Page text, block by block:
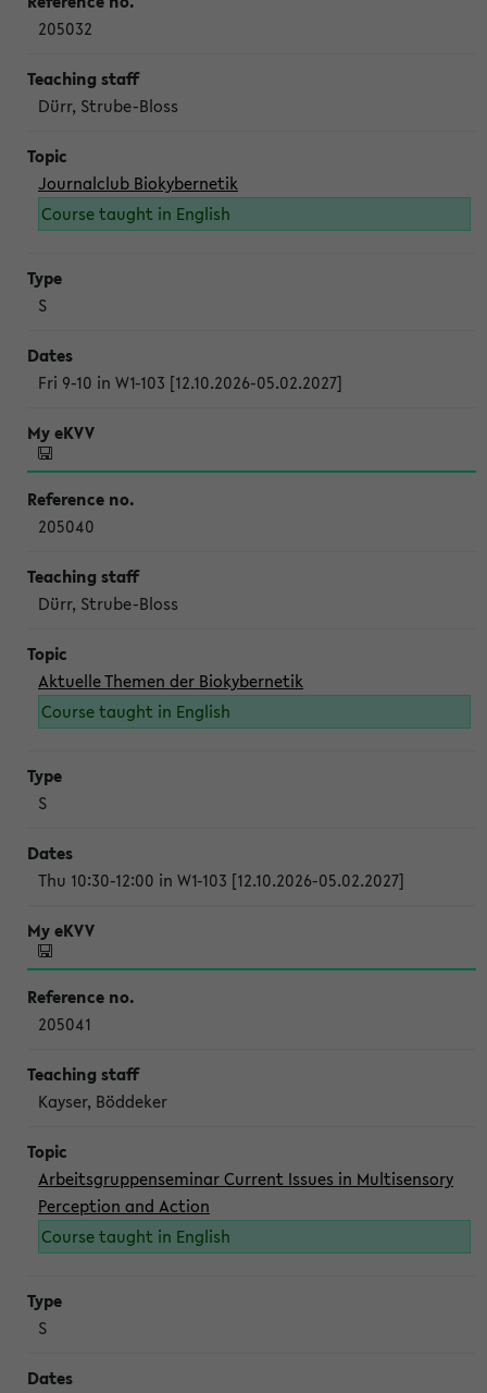
205032
Dürr, Strube-Bloss
Journalclub Biokybernetik
Course taught in English
S
Fri 9-10 in W1-103 [12.10.2026-05.02.2027]
205040
Dürr, Strube-Bloss
Aktuelle Themen der Biokybernetik
Course taught in English
S
Thu 10:30-12:00 in W1-103 [12.10.2026-05.02.2027]
205041
Kayser, Böddeker
Arbeitsgruppenseminar Current Issues in Multisensory
Perception and Action
Course taught in English
S